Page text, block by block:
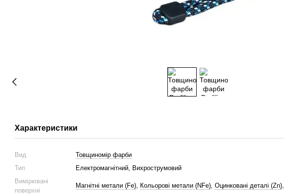
Характеристики
Вид
Товщиномір фарби
Тип
Електромагнітний, Вихрострумовий
Вимірювані
поверхні
Магнітні метали (Fe), Кольорові метали (NFe), Оцинковані деталі (Zn),